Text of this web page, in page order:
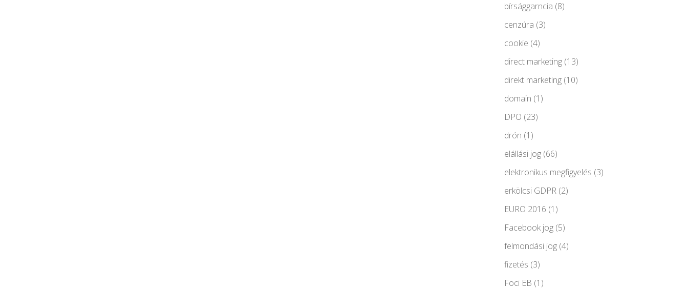
bírsággarncia (8)
cenzúra (3)
cookie (4)
direct marketing(13)
direkt marketing(10)
domain (1)
DPO (23)
drón (1)
elállási jog(66)
elektronikus megfigyelés (3)
erkölcsi GDPR(2)
EURO 2016 (1)
Facebook jog(5)
felmondási jog(4)
fizetés (3)
Foci EB (1)